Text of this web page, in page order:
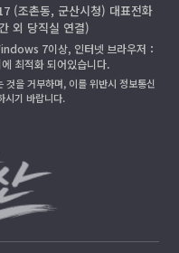
(조촌동, 군산시청) 대표전화
외 당직실 연결)
7이상, 인터넷 브라우저：
최적화 되어있습니다.
을 거부하며, 이를 위반시 정보통신
시기 바랍니다.